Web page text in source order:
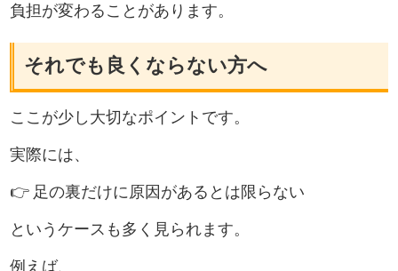
負担が変わることがあります。
それでも良くならない方へ
ここが少し大切なポイントです。
実際には、
👉 足の裏だけに原因があるとは限らない
というケースも多く見られます。
例えば、